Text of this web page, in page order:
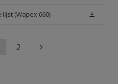
(Wapex 660)
2